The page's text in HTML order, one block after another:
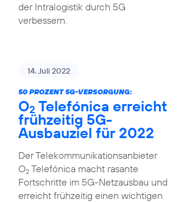
der Intralogistik durch 5G
verbessern.
14. Juli 2022
50 PROZENT 5G-VERSORGUNG:
O2 Telefónica erreicht
frühzeitig 5G-
Ausbauziel für 2022
Der Telekommunikationsanbieter
O2Telefónica macht rasante
Fortschritte im 5G-Netzausbau und
erreicht frühzeitig einen wichtigen